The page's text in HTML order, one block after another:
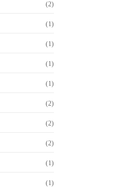
(2)
(1)
(1)
(1)
(1)
(2)
(2)
(2)
(1)
(1)